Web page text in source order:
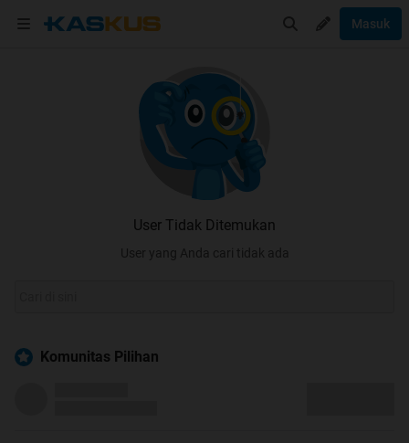
Masuk
User Tidak Ditemukan
User yang Anda cari tidak ada
Komunitas Pilihan